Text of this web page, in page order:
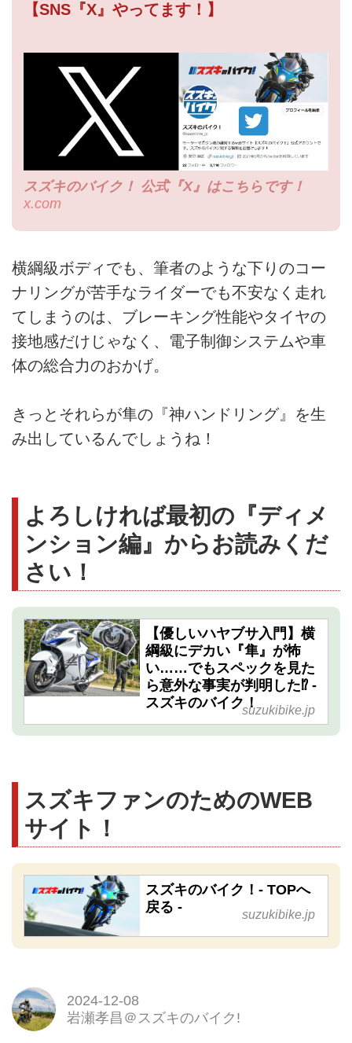
【SNS『X』やってます！】
スズキのバイク！ 公式『X』はこちらです！
x.com
横綱級ボディでも、筆者のような下りのコー
ナリングが苦手なライダーでも不安なく走れ
てしまうのは、ブレーキング性能やタイヤの
接地感だけじゃなく、電子制御システムや車
体の総合力のおかげ。
きっとそれらが隼の『神ハンドリング』を生
み出しているんでしょうね！
よろしければ最初の『ディメ
ンション編』からお読みくだ
さい！
【優しいハヤブサ入門】横
綱級にデカい『隼』が怖
い……でもスペックを見た
ら意外な事実が判明した⁉︎ -
スズキのバイク！suzukibike.jp
スズキファンのためのWEB
サイト！
スズキのバイク！- TOPへ
戻る -
suzukibike.jp
2024-12-08
岩瀬孝昌＠スズキのバイク!